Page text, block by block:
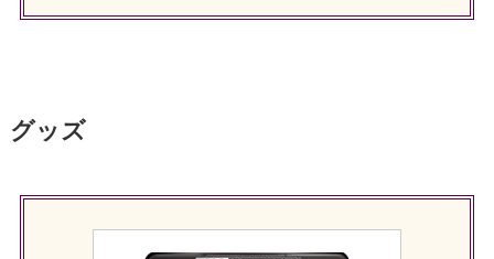
グッズ